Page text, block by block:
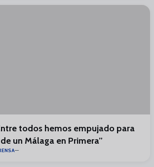
todos hemos empujado para
un Málaga en Primera”